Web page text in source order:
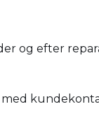
og efter
med